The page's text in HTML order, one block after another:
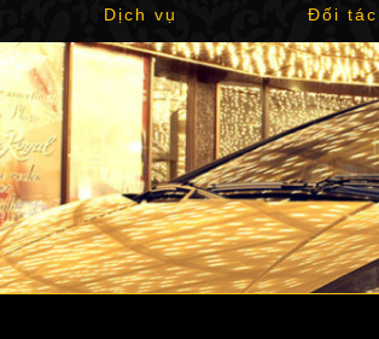
Dịch vụ Đối tác